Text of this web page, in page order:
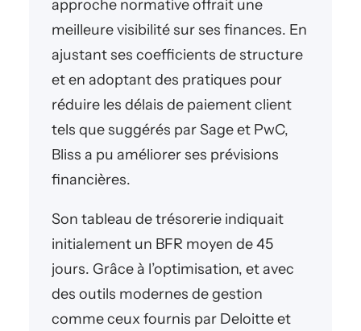
approche normative offrait une
meilleure visibilité sur ses finances. En
ajustant ses coefficients de structure
et en adoptant des pratiques pour
réduire les délais de paiement client
tels que suggérés par Sage et PwC,
Bliss a pu améliorer ses prévisions
financières.
Son tableau de trésorerie indiquait
initialement un BFR moyen de 45
jours. Grâce à l’optimisation, et avec
des outils modernes de gestion
comme ceux fournis par Deloitte et